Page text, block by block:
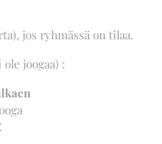
jos ryhmässä on tilaa.
joogaa) :